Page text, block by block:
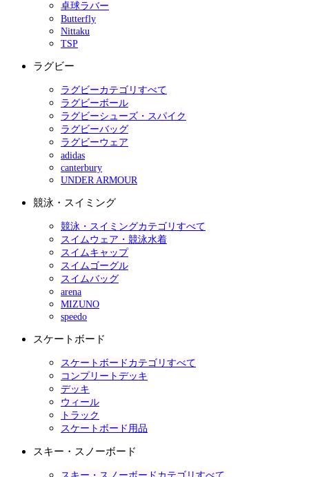
卓球ラバー
Butterfly
Nittaku
TSP
ラグビー
ラグビーカテゴリすべて
ラグビーボール
ラグビーシューズ・スパイク
ラグビーバッグ
ラグビーウェア
adidas
canterbury
UNDER ARMOUR
競泳・スイミング
競泳・スイミングカテゴリすべて
スイムウェア・競泳水着
スイムキャップ
スイムゴーグル
スイムバッグ
arena
MIZUNO
speedo
スケートボード
スケートボードカテゴリすべて
コンプリートデッキ
デッキ
ウィール
トラック
スケートボード用品
スキー・スノーボード